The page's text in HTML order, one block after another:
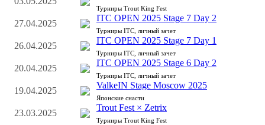
Турниры Trout King Fest
27.04.2025
ITC OPEN 2025 Stage 7 Day 2
Турниры ITC, личный зачет
26.04.2025
ITC OPEN 2025 Stage 7 Day 1
Турниры ITC, личный зачет
20.04.2025
ITC OPEN 2025 Stage 6 Day 2
Турниры ITC, личный зачет
19.04.2025
ValkeIN Stage Moscow 2025
Японские снасти
23.03.2025
Trout Fest × Zetrix
Турниры Trout King Fest